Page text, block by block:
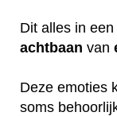
Dit alles in
achtbaan van
Deze emoties
soms